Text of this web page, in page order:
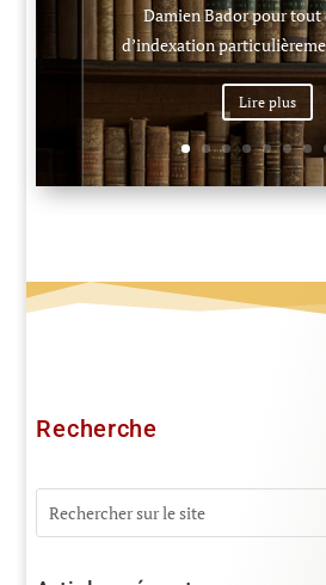
Damien Bador pour tout
d’indexation
Lire plus
Recherche